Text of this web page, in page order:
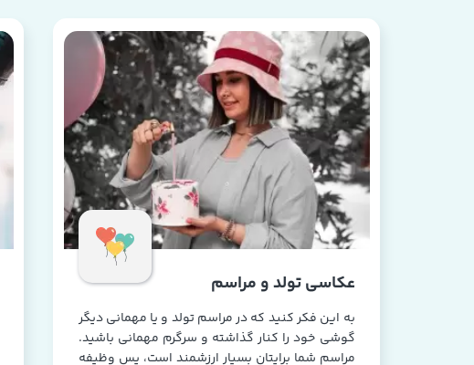
به این فکر کنید که در مراسم تولد و یا مهمانی دیگر
گوشی خود را کنار گذاشته و سرگرم مهمانی باشید.
مراسم شما برایتان بسیار ارزشمند است، پس وظیفه
عکاسی تولد و مراسم